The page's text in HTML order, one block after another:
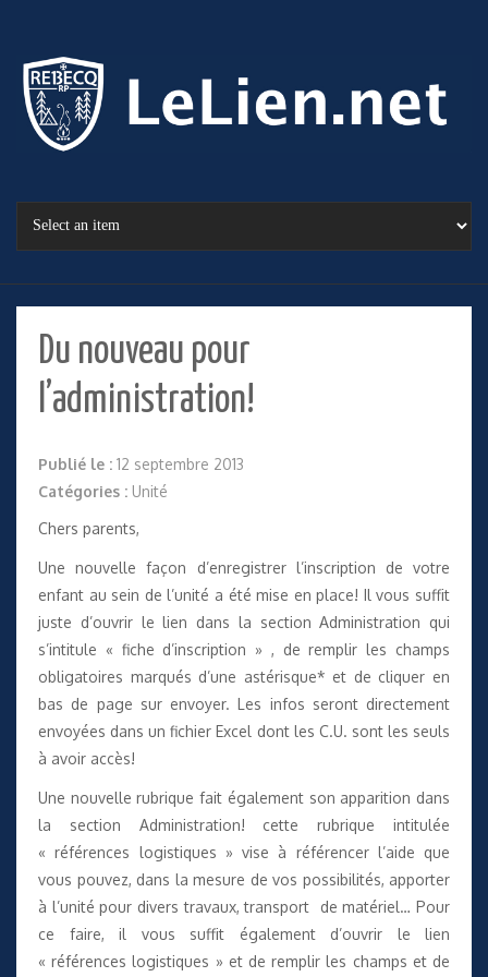
Du nouveau pour
l’administration!
Publié le : 12 septembre 2013
Catégories : Unité
Chers parents,
Une nouvelle façon d’enregistrer l’inscription de votre
enfant au sein de l’unité a été mise en place! Il vous suffit
juste d’ouvrir le lien dans la section Administration qui
s’intitule « fiche d’inscription » , de remplir les champs
obligatoires marqués d’une astérisque* et de cliquer en
bas de page sur envoyer. Les infos seront directement
envoyées dans un fichier Excel dont les C.U. sont les seuls
à avoir accès!
Une nouvelle rubrique fait également son apparition dans
la section Administration! cette rubrique intitulée
«références logistiques » vise à référencer l’aide que
vous pouvez, dans la mesure de vos possibilités, apporter
à l’unité pour divers travaux, transport de matériel… Pour
ce faire, il vous suffit également d’ouvrir le lien
«références logistiques » et de remplir les champs et de